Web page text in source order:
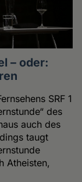
– oder:
SRF 1
des
auch des
taugt
Atheisten,